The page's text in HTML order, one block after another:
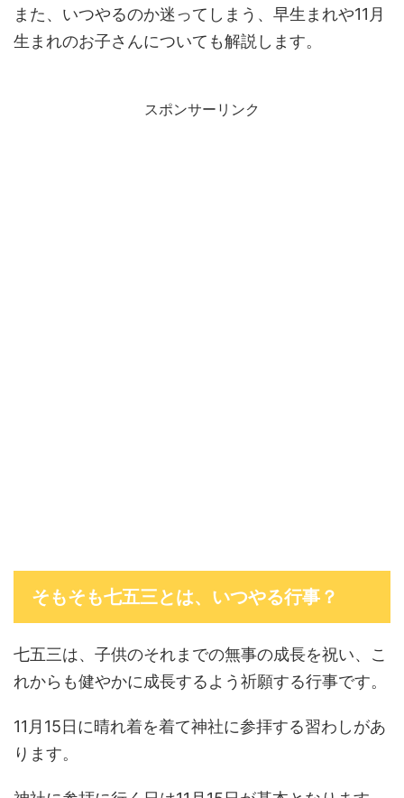
また、いつやるのか迷ってしまう、早生まれや11月
生まれのお子さんについても解説します。
スポンサーリンク
そもそも七五三とは、いつやる行事？
七五三は、子供のそれまでの無事の成長を祝い、こ
れからも健やかに成長するよう祈願する行事です。
11月15日に晴れ着を着て神社に参拝する習わしがあ
ります。